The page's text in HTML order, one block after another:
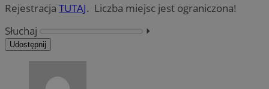
Rejestracja TUTAJ. Liczba miejsc jest ograniczona!
Słuchaj
⏵︎
Udostępnij